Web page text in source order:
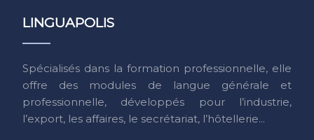
LINGUAPOLIS
Spécialisés dans la formation professionnelle, elle
offre des modules de langue générale et
professionnelle, développés pour l’industrie,
l’export, les affaires, le secrétariat, l’hôtellerie...